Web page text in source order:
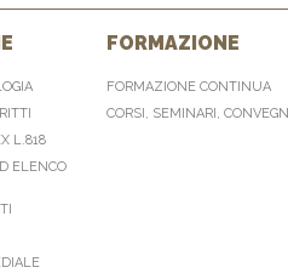
L.818
ELENCO
FORMAZIONE
FORMAZIONE CONTINUA
CORSI, SEMINARI, CONVEGNI